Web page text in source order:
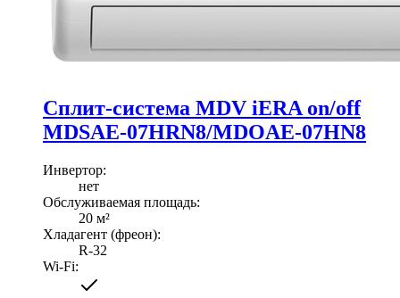
Сплит-система MDV iERA on/off
MDSAE-07HRN8/MDOAE-07HN8
Инвертор:
нет
Обслуживаемая площадь:
20 м²
Хладагент (фреон):
R-32
Wi-Fi: